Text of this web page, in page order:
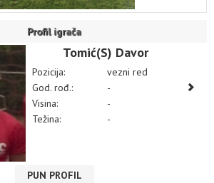
Profil igrača
Tomić(S) Davor
Pozicija:
vezni red
God. rođ.:
-
Visina:
-
Težina:
-
PUN PROFIL